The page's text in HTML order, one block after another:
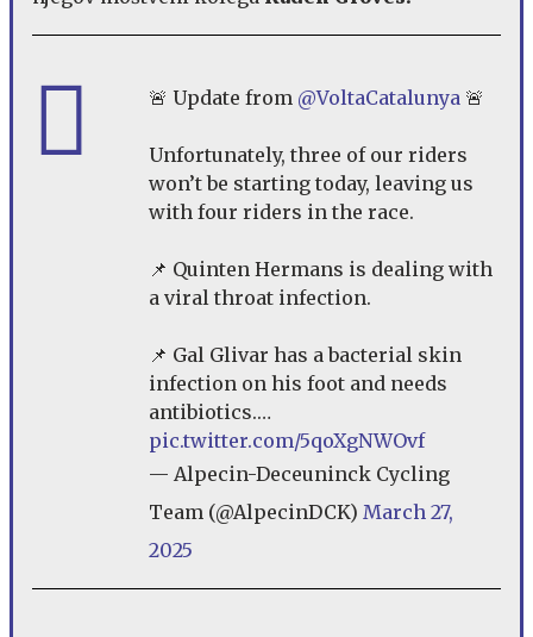
🚨 Update from @VoltaCatalunya 🚨
Unfortunately, three of our riders
won’t be starting today, leaving us
with four riders in the race.
📌 Quinten Hermans is dealing with
a viral throat infection.
📌 Gal Glivar has a bacterial skin
infection on his foot and needs
antibiotics.…
pic.twitter.com/5qoXgNWOvf
— Alpecin-Deceuninck Cycling
Team (@AlpecinDCK) March 27,
2025